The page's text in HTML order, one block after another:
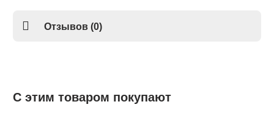
максимально очищая её. Верхняя часть щётки имеет
металлический скребок, который очистит более
доставкой по всей Украине.
Отзывов (0)
С этим товаром покупают